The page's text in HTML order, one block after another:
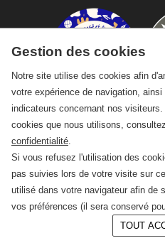
Gestion des cookies
Notre site utilise des cookies afin
votre expérience de navigation,
indicateurs concernant nos
cookies que nous utilisons,
confidentialité
Si vous refusez l'utilisation des
pas suivies lors de votre visite sur
utilisé dans votre navigateur afin de
vos préférences (il sera conservé
TOUT